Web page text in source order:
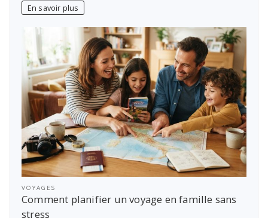
le
bon
prestataire
En savoir plus
VOYAGES
Comment planifier un voyage en famille sans
stress